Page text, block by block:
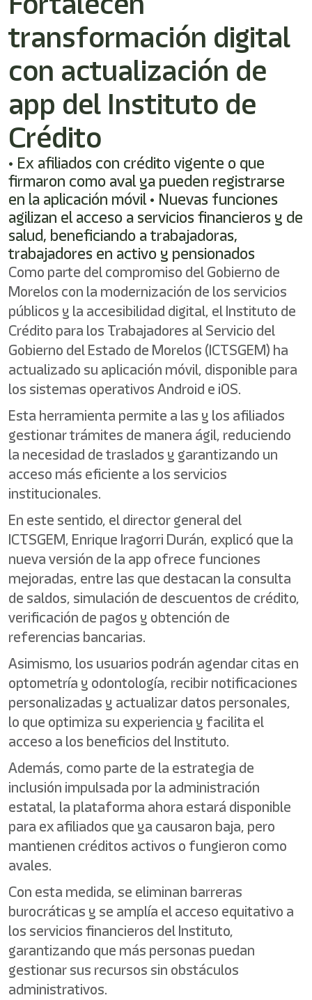
transformación digital
con actualización de
app del Instituto de
Crédito
• Ex afiliados con crédito vigente o que
firmaron como aval ya pueden registrarse
en la aplicación móvil • Nuevas funciones
agilizan el acceso a servicios financieros y de
salud, beneficiando a trabajadoras,
trabajadores en activo y pensionados
Como parte del compromiso del Gobierno de
Morelos con la modernización de los servicios
públicos y la accesibilidad digital, el Instituto de
Crédito para los Trabajadores al Servicio del
Gobierno del Estado de Morelos (ICTSGEM) ha
actualizado su aplicación móvil, disponible para
los sistemas operativos Android e iOS.
Esta herramienta permite a las y los afiliados
gestionar trámites de manera ágil, reduciendo
la necesidad de traslados y garantizando un
acceso más eficiente a los servicios
institucionales.
En este sentido, el director general del
ICTSGEM, Enrique Iragorri Durán, explicó que la
nueva versión de la app ofrece funciones
mejoradas, entre las que destacan la consulta
de saldos, simulación de descuentos de crédito,
verificación de pagos y obtención de
referencias bancarias.
Asimismo, los usuarios podrán agendar citas en
optometría y odontología, recibir notificaciones
personalizadas y actualizar datos personales,
lo que optimiza su experiencia y facilita el
acceso a los beneficios del Instituto.
Además, como parte de la estrategia de
inclusión impulsada por la administración
estatal, la plataforma ahora estará disponible
para ex afiliados que ya causaron baja, pero
mantienen créditos activos o fungieron como
avales.
Con esta medida, se eliminan barreras
burocráticas y se amplía el acceso equitativo a
los servicios financieros del Instituto,
garantizando que más personas puedan
gestionar sus recursos sin obstáculos
administrativos.